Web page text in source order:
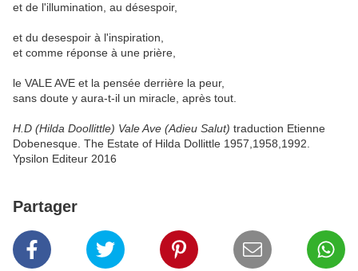
et de l'illumination, au désespoir,
et du desespoir à l'inspiration,
et comme réponse à une prière,
le VALE AVE et la pensée derrière la peur,
sans doute y aura-t-il un miracle, après tout.
H.D (Hilda Doollittle) Vale Ave (Adieu Salut) traduction Etienne
Dobenesque. The Estate of Hilda Dollittle 1957,1958,1992.
Ypsilon Editeur 2016
Partager